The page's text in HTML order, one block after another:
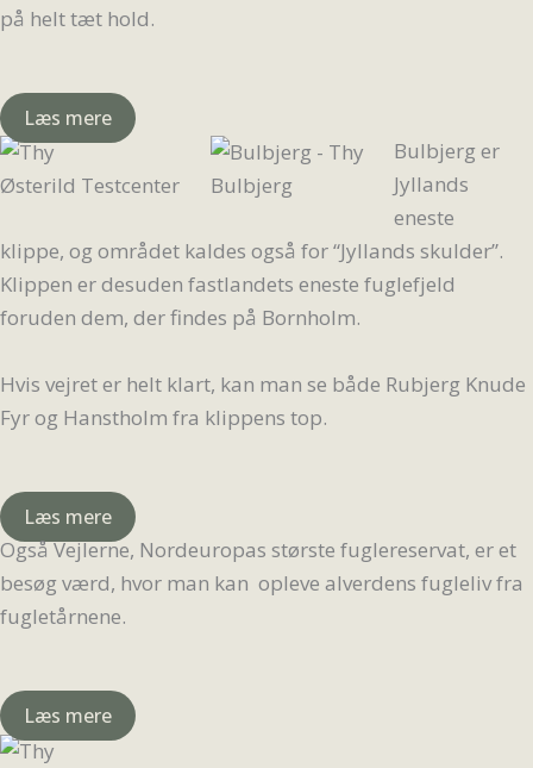
på helt tæt hold.
Læs mere
Østerild Testcenter Bulbjerg
Bulbjerg er
Jyllands
eneste
klippe, og området kaldes også for “Jyllands skulder”.
Klippen er desuden fastlandets eneste fuglefjeld
foruden dem, der findes på Bornholm.
Hvis vejret er helt klart, kan man se både Rubjerg Knude
Fyr og Hanstholm fra klippens top.
Læs mere
Også Vejlerne, Nordeuropas største fuglereservat, er et
besøg værd, hvor man kan opleve alverdens fugleliv fra
fugletårnene.
Læs mere